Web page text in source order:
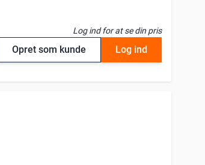
Log ind for at se din pris
Opret som kunde Log ind